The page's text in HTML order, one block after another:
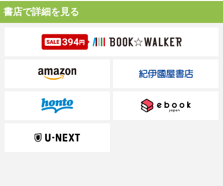
書店で詳細を見る